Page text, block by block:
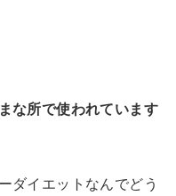
な所で使われています
ダイエットなんでどう